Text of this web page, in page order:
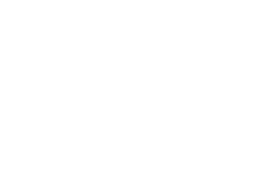
ha sido enviado